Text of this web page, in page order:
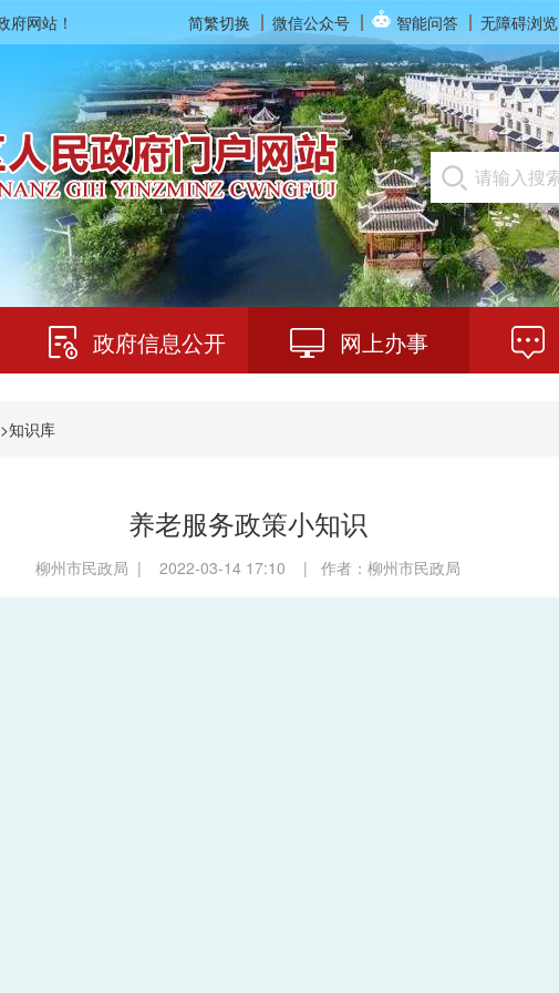
简繁切换 微信公众号 智能问答 无障碍浏览
府网站！
政府信息公开 网上办事
>知识库
养老服务政策小知识
柳州市民政局 | 2022-03-14 17:10 | 作者：柳州市民政局